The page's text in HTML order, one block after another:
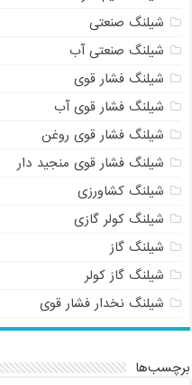
شیلنگ صنعتی
شیلنگ صنعتی آب
شیلنگ فشار قوی
شیلنگ فشار قوی آب
شیلنگ فشار قوی روغن
شیلنگ فشار قوی منجید دار
شیلنگ کشاورزی
شیلنگ کولر گازی
شیلنگ گاز
شیلنگ گاز کولر
شیلنگ نخدار فشار قوی
برچسب‌ها